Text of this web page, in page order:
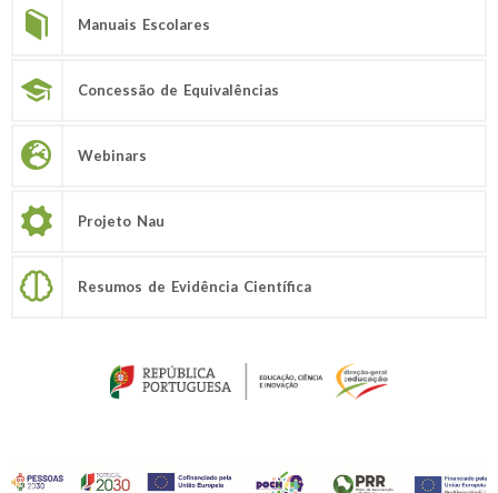
Manuais Escolares
Concessão de Equivalências
Webinars
Projeto Nau
Resumos de Evidência Científica